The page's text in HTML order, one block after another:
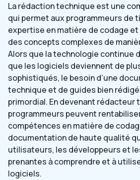
La rédaction technique est une
qui permet aux programmeurs de
expertise en matière de codage
des concepts complexes de
Alors que la technologie continue
que les logiciels deviennent de
sophistiqués, le besoin d’une
technique et de guides bien
primordial. En devenant rédacteur
programmeurs peuvent
compétences en matière de
documentation de haute qualité
utilisateurs, les développeurs et
prenantes à comprendre et à
logiciels.